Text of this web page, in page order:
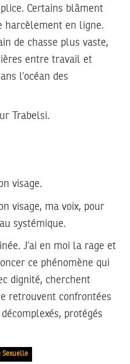
Certains blâment
harcèlement en ligne.
de chasse plus vaste,
entre travail et
l’océan des
Trabelsi.
visage.
visage, ma voix, pour
systémique.
J’ai en moi la rage et
ce phénomène qui
dignité, cherchent
retrouvent confrontées
protégés
Sexuelle